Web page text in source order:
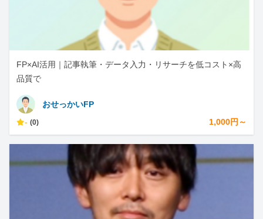
FP×AI活用｜記事執筆・データ入力・リサーチを低コスト×高
品質で
おせっかいFP
- (0) 1,000円～